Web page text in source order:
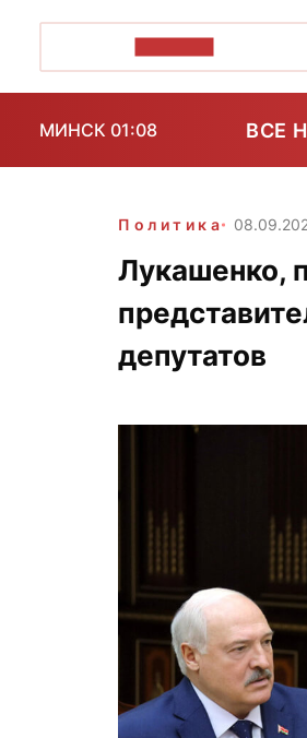
МИНСК 01:08 ВСЕ
Политика
Лукашенко,
депутатов